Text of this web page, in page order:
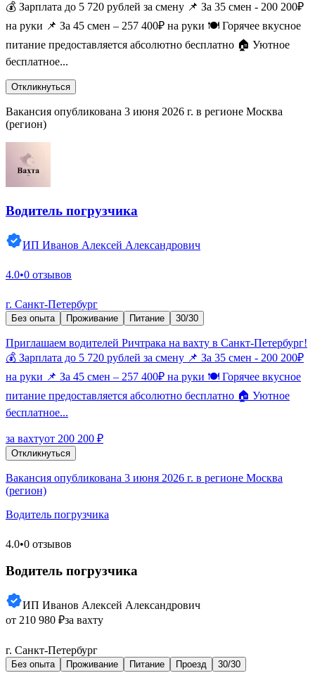
💰 Зарплата до 5 720 рублей за смену 📌 За 35 смен - 200 200₽
на руки 📌 За 45 смен – 257 400₽ на руки 🍽️ Горячее вкусное
питание предоставляется абсолютно бесплатно 🏠 Уютное
бесплатное...
Откликнуться
Вакансия опубликована 3 июня 2026 г. в регионе Москва
(регион)
Водитель погрузчика
ИП Иванов Алексей Александрович
4.0•0 отзывов
г. Санкт-Петербург
Без опыта Проживание Питание 30/30
Приглашаем водителей Ричтрака на вахту в Санкт-Петербург!
💰 Зарплата до 5 720 рублей за смену 📌 За 35 смен - 200 200₽
на руки 📌 За 45 смен – 257 400₽ на руки 🍽️ Горячее вкусное
питание предоставляется абсолютно бесплатно 🏠 Уютное
бесплатное...
за вахтуот 200 200 ₽
Откликнуться
Вакансия опубликована 3 июня 2026 г. в регионе Москва
(регион)
Водитель погрузчика
4.0•0 отзывов
Водитель погрузчика
ИП Иванов Алексей Александрович
от 210 980 ₽за вахту
г. Санкт-Петербург
Без опыта Проживание Питание Проезд 30/30